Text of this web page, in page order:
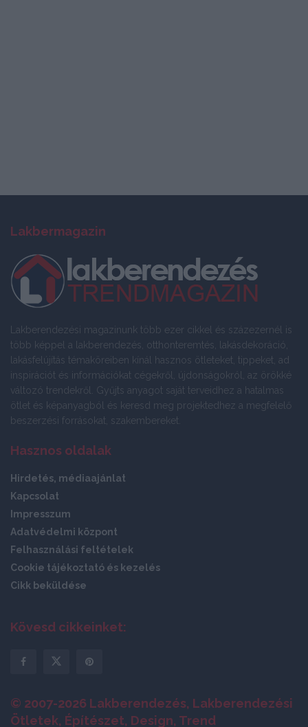
Lakbermagazin
Lakberendezési magazinunk több ezer cikkel és százezernél is
több képpel a lakberendezés, otthonteremtés, lakásdekoráció,
lakásfelújítás témaköreiben kínál hasznos ötleteket, tippeket, ad
inspirációt és információkat cégekről, újdonságokról, az örökké
változó trendekről. Gyűjts anyagot saját terveidhez a hatalmas
ötlet és képanyagból és keresd meg projektedhez a megfelelő
beszerzési forrásokat, szakembereket.
Hasznos oldalak
Hirdetés, médiaajánlat
Kapcsolat
Impresszum
Adatvédelmi központ
Felhasználási feltételek
Cookie tájékoztató és kezelés
Cikk beküldése
Kövesd cikkeinket:
© 2007-2026 Lakberendezés, Lakberendezési
Ötletek, Építészet, Design, Trend